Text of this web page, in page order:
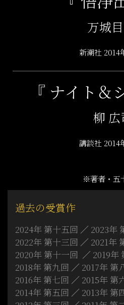
万城
新潮社 2014
『 ナイト＆
柳 広
講談社 2014
※著者・五
過去の受賞作
2024年 第十五回
2023年
2022年 第十三回
2021年
2020年 第十一回
2019年
2018年 第九回
2017年 第
2016年 第七回
2015年 第
2014年 第五回
2013年 第